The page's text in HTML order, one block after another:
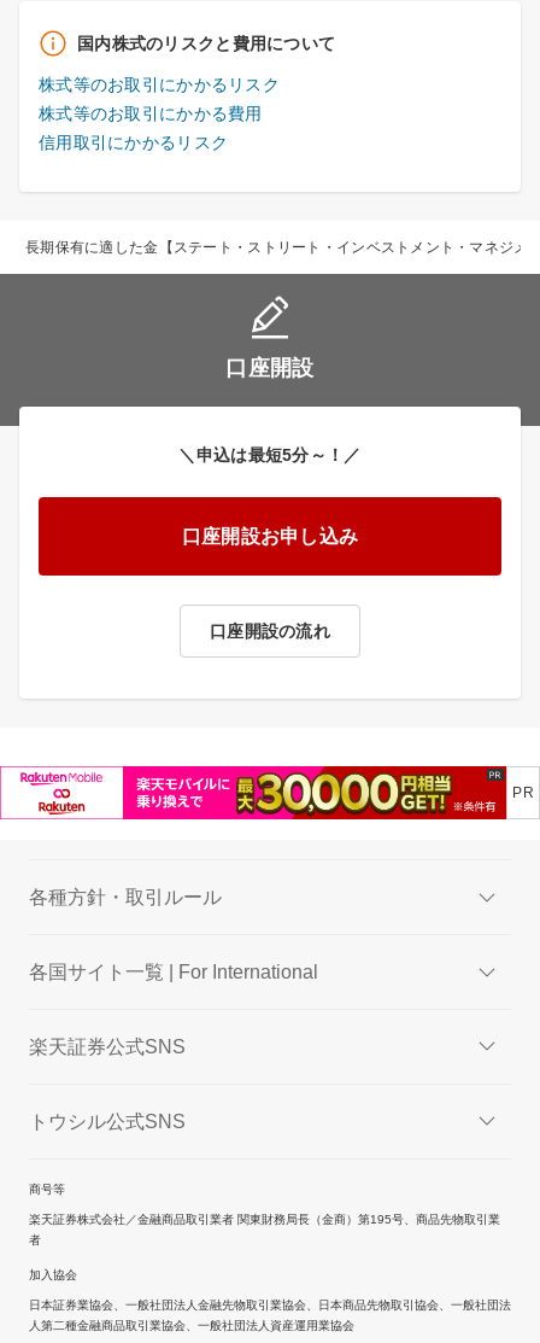
国内株式のリスクと費用について
株式等のお取引にかかるリスク
株式等のお取引にかかる費用
信用取引にかかるリスク
、長期保有に適した金【ステート・ストリート・インベストメント・マネジメ
口座開設
＼申込は最短5分～！／
口座開設お申し込み
口座開設の流れ
各種方針・取引ルール
各国サイト一覧 | For International
楽天証券公式SNS
トウシル公式SNS
商号等
楽天証券株式会社／金融商品取引業者 関東財務局長（金商）第195号、商品先物取引業
者
加入協会
日本証券業協会、一般社団法人金融先物取引業協会、日本商品先物取引協会、一般社団法
人第二種金融商品取引業協会、一般社団法人資産運用業協会